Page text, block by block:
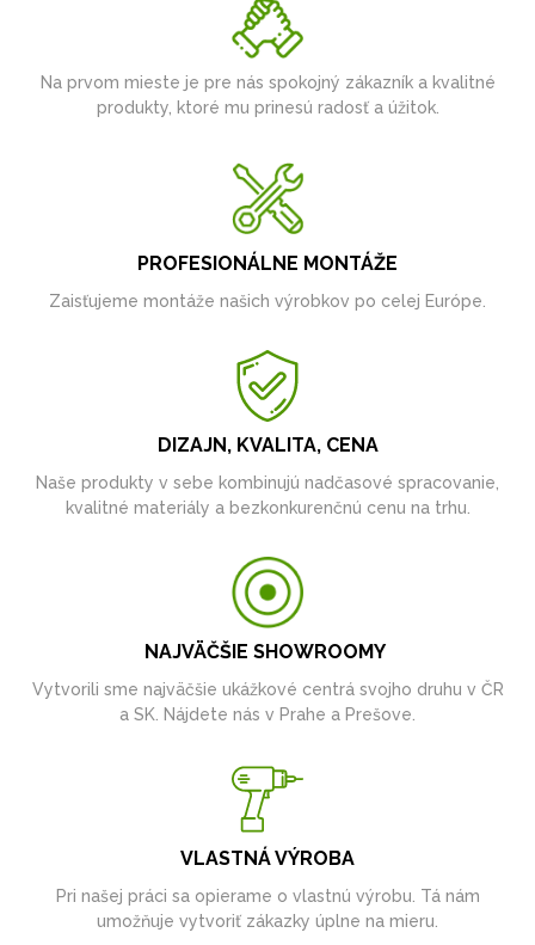
Na prvom mieste je pre nás spokojný zákazník a kvalitné
produkty, ktoré mu prinesú radosť a úžitok.
PROFESIONÁLNE MONTÁŽE
Zaisťujeme montáže našich výrobkov po celej Európe.
DIZAJN, KVALITA, CENA
Naše produkty v sebe kombinujú nadčasové spracovanie,
kvalitné materiály a bezkonkurenčnú cenu na trhu.
NAJVÄČŠIE SHOWROOMY
Vytvorili sme najväčšie ukážkové centrá svojho druhu v ČR
a SK. Nájdete nás v Prahe a Prešove.
VLASTNÁ VÝROBA
Pri našej práci sa opierame o vlastnú výrobu. Tá nám
umožňuje vytvoriť zákazky úplne na mieru.